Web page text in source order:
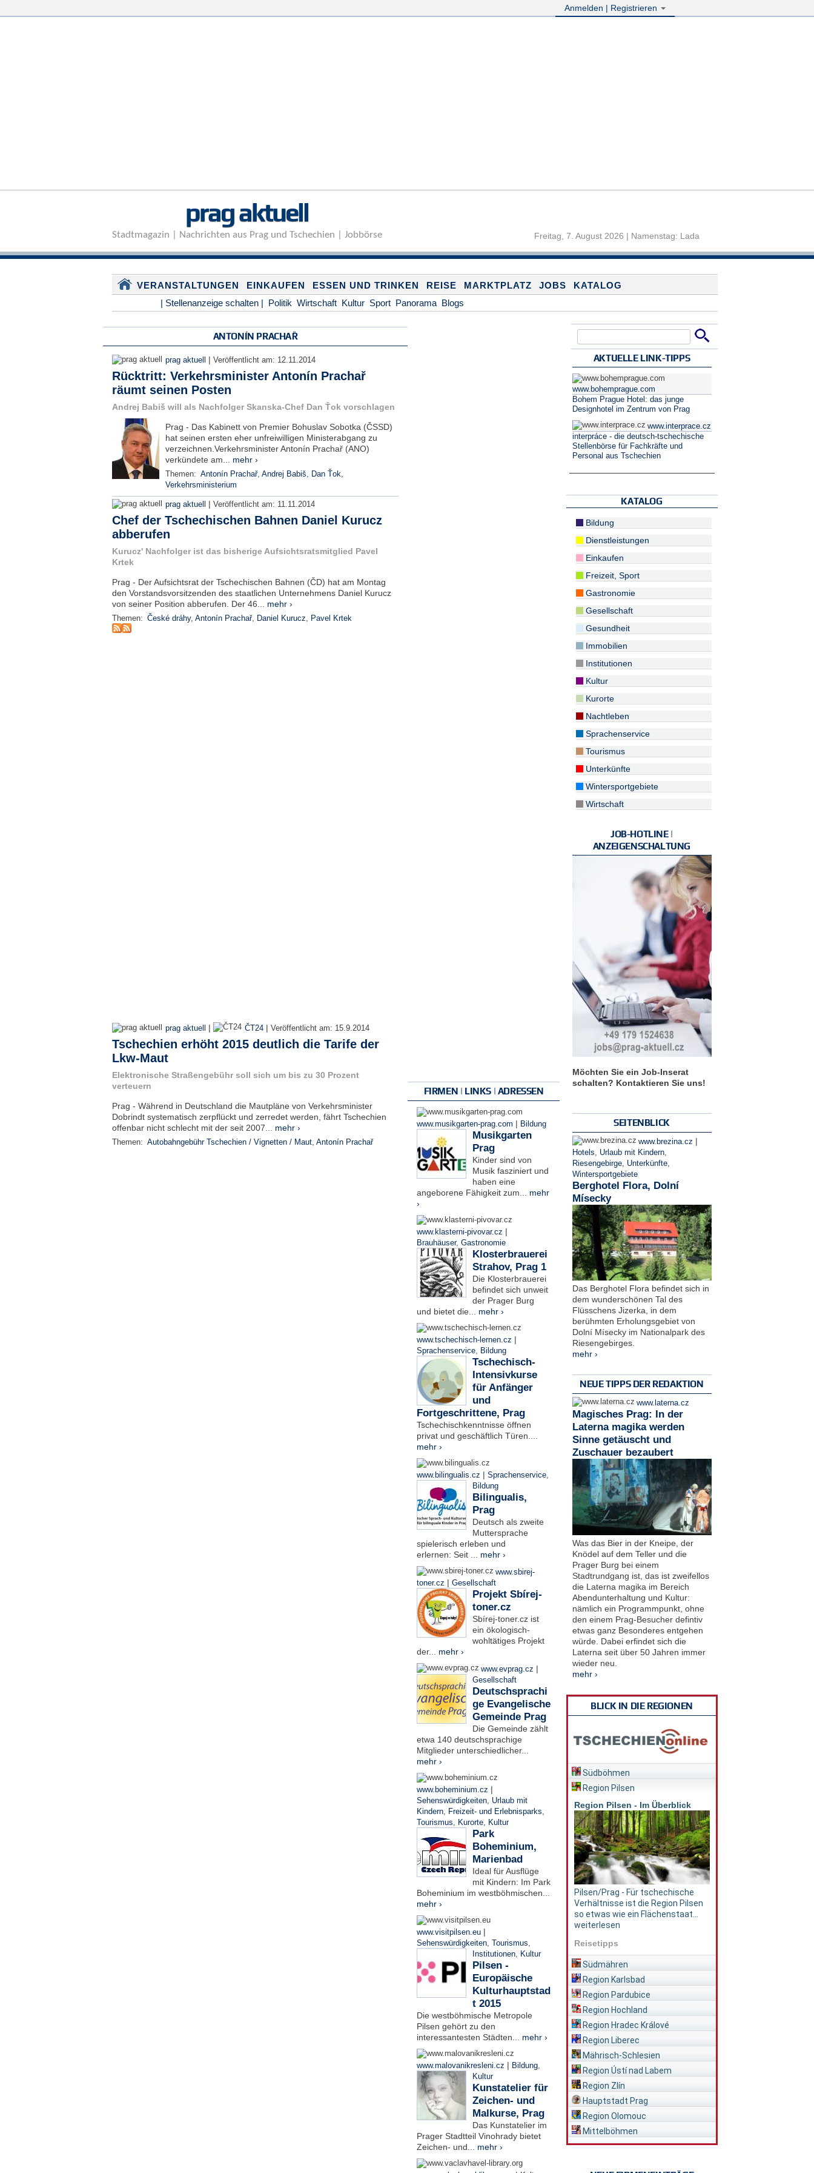
Anmelden | Registrieren
prag aktuell
Stadtmagazin | Nachrichten aus Prag und Tschechien | Jobbörse Freitag, 7. August 2026 | Namenstag: Lada
VERANSTALTUNGEN EINKAUFEN ESSEN UND TRINKEN REISE MARKTPLATZ JOBS
KATALOG
| Stellenanzeige schalten | Politik Wirtschaft Kultur Sport Panorama Blogs
ANTONÍN PRACHAŘ
prag aktuell | Veröffentlicht am: 12.11.2014
Rücktritt: Verkehrsminister Antonín Prachař
räumt seinen Posten
Andrej Babiš will als Nachfolger Skanska-Chef Dan Ťok vorschlagen
Prag - Das Kabinett von Premier Bohuslav Sobotka (ČSSD)
hat seinen ersten eher unfreiwilligen Ministerabgang zu
verzeichnen.Verkehrsminister Antonín Prachař (ANO)
verkündete am... mehr ›
Themen: Antonín Prachař, Andrej Babiš, Dan Ťok,
Verkehrsministerium
prag aktuell | Veröffentlicht am: 11.11.2014
Chef der Tschechischen Bahnen Daniel Kurucz
abberufen
Kurucz' Nachfolger ist das bisherige Aufsichtsratsmitglied Pavel
Krtek
Prag - Der Aufsichtsrat der Tschechischen Bahnen (ČD) hat am Montag
den Vorstandsvorsitzenden des staatlichen Unternehmens Daniel Kurucz
von seiner Position abberufen. Der 46... mehr ›
Themen: České dráhy, Antonín Prachař, Daniel Kurucz, Pavel Krtek
prag aktuell | ČT24 | Veröffentlicht am: 15.9.2014
Tschechien erhöht 2015 deutlich die Tarife der
Lkw-Maut
Elektronische Straßengebühr soll sich um bis zu 30 Prozent
verteuern
Prag - Während in Deutschland die Mautpläne von Verkehrsminister
Dobrindt systematisch zerpflückt und zerredet werden, fährt Tschechien
offenbar nicht schlecht mit der seit 2007... mehr ›
Themen: Autobahngebühr Tschechien / Vignetten / Maut, Antonín Prachař
FIRMEN | LINKS | ADRESSEN
www.musikgarten-prag.com | Bildung
Musikgarten
Prag
Kinder sind von
Musik fasziniert und
haben eine
angeborene Fähigkeit zum... mehr
›
www.klasterni-pivovar.cz |
Brauhäuser, Gastronomie
Klosterbrauerei
Strahov, Prag 1
Die Klosterbrauerei
befindet sich unweit
der Prager Burg
und bietet die... mehr ›
www.tschechisch-lernen.cz |
Sprachenservice, Bildung
Tschechisch-
Intensivkurse
für Anfänger
und
Fortgeschrittene, Prag
Tschechischkenntnisse öffnen
privat und geschäftlich Türen....
mehr ›
www.bilingualis.cz | Sprachenservice,
Bildung
Bilingualis,
Prag
Deutsch als zweite
Muttersprache
spielerisch erleben und
erlernen: Seit ... mehr ›
www.sbirej-
toner.cz | Gesellschaft
Projekt Sbírej-
toner.cz
Sbírej-toner.cz ist
ein ökologisch-
wohltätiges Projekt
der... mehr ›
www.evprag.cz |
Gesellschaft
Deutschsprachi
ge Evangelische
Gemeinde Prag
Die Gemeinde zählt
etwa 140 deutschsprachige
Mitglieder unterschiedlicher...
mehr ›
www.boheminium.cz |
Sehenswürdigkeiten, Urlaub mit
Kindern, Freizeit- und Erlebnisparks,
Tourismus, Kurorte, Kultur
Park
Boheminium,
Marienbad
Ideal für Ausflüge
mit Kindern: Im Park
Boheminium im westböhmischen...
mehr ›
www.visitpilsen.eu |
Sehenswürdigkeiten, Tourismus,
Institutionen, Kultur
Pilsen -
Europäische
Kulturhauptstad
t 2015
Die westböhmische Metropole
Pilsen gehört zu den
interessantesten Städten... mehr ›
www.malovanikresleni.cz | Bildung,
Kultur
Kunstatelier für
Zeichen- und
Malkurse, Prag
Das Kunstatelier im
Prager Stadtteil Vinohrady bietet
Zeichen- und... mehr ›
AKTUELLE LINK-TIPPS
www.bohemprague.com
Bohem Prague Hotel: das junge
Designhotel im Zentrum von Prag
www.interprace.cz
interpráce - die deutsch-tschechische
Stellenbörse für Fachkräfte und
Personal aus Tschechien
KATALOG
Bildung
Dienstleistungen
Einkaufen
Freizeit, Sport
Gastronomie
Gesellschaft
Gesundheit
Immobilien
Institutionen
Kultur
Kurorte
Nachtleben
Sprachenservice
Tourismus
Unterkünfte
Wintersportgebiete
Wirtschaft
JOB-HOTLINE |
ANZEIGENSCHALTUNG
Möchten Sie ein Job-Inserat
schalten? Kontaktieren Sie uns!
SEITENBLICK
www.brezina.cz |
Hotels Urlaub mit Kindern,
Riesengebirge, Unterkünfte,
Wintersportgebiete
Berghotel Flora, Dolní
Mísecky
Das Berghotel Flora befindet sich in
dem wunderschönen Tal des
Flüsschens Jizerka, in dem
berühmten Erholungsgebiet von
Dolní Mísecky im Nationalpark des
Riesengebirges.
mehr ›
NEUE TIPPS DER REDAKTION
www.laterna.cz
Magisches Prag: In der
Laterna magika werden
Sinne getäuscht und
Zuschauer bezaubert
Was das Bier in der Kneipe, der
Knödel auf dem Teller und die
Prager Burg bei einem
Stadtrundgang ist, das ist zweifellos
die Laterna magika im Bereich
Abendunterhaltung und Kultur:
nämlich ein Programmpunkt, ohne
den einem Prag-Besucher defintiv
etwas ganz Besonderes entgehen
würde. Dabei erfindet sich die
Laterna seit über 50 Jahren immer
wieder neu.
mehr ›
BLICK IN DIE REGIONEN
Südböhmen
Region Pilsen
Region Pilsen - Im Überblick
Pilsen/Prag - Für tschechische
Verhältnisse ist die Region Pilsen
so etwas wie ein Flächenstaat...
weiterlesen
Reisetipps
Südmähren
Region Karlsbad
Region Pardubice
Region Hochland
Region Hradec Králové
Region Liberec
Mährisch-Schlesien
Region Ústí nad Labem
Region Zlín
Hauptstadt Prag
Region Olomouc
Mittelböhmen